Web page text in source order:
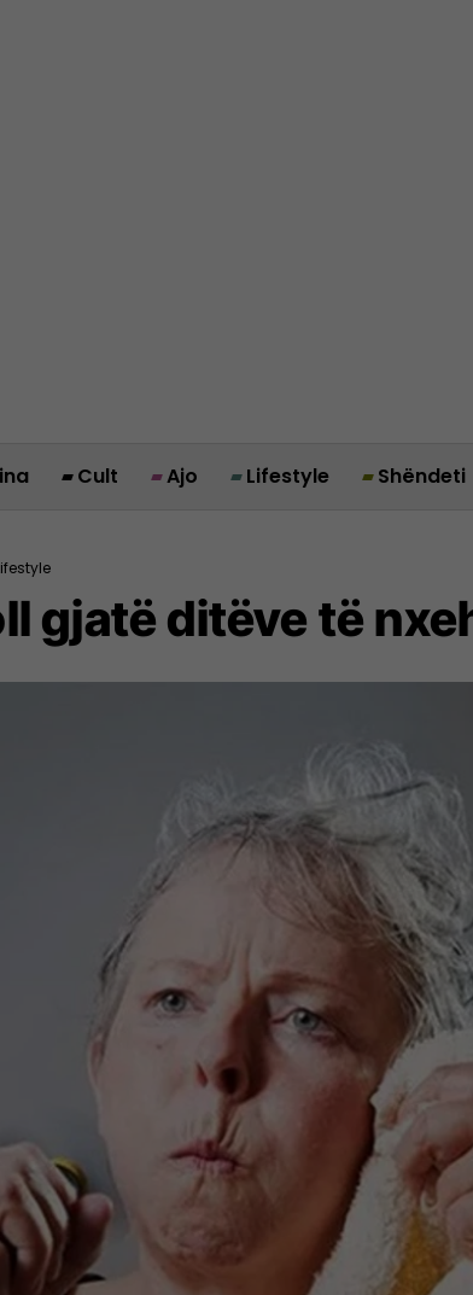
Cult Ajo Lifestyle Shëndeti
gjatë ditëve të